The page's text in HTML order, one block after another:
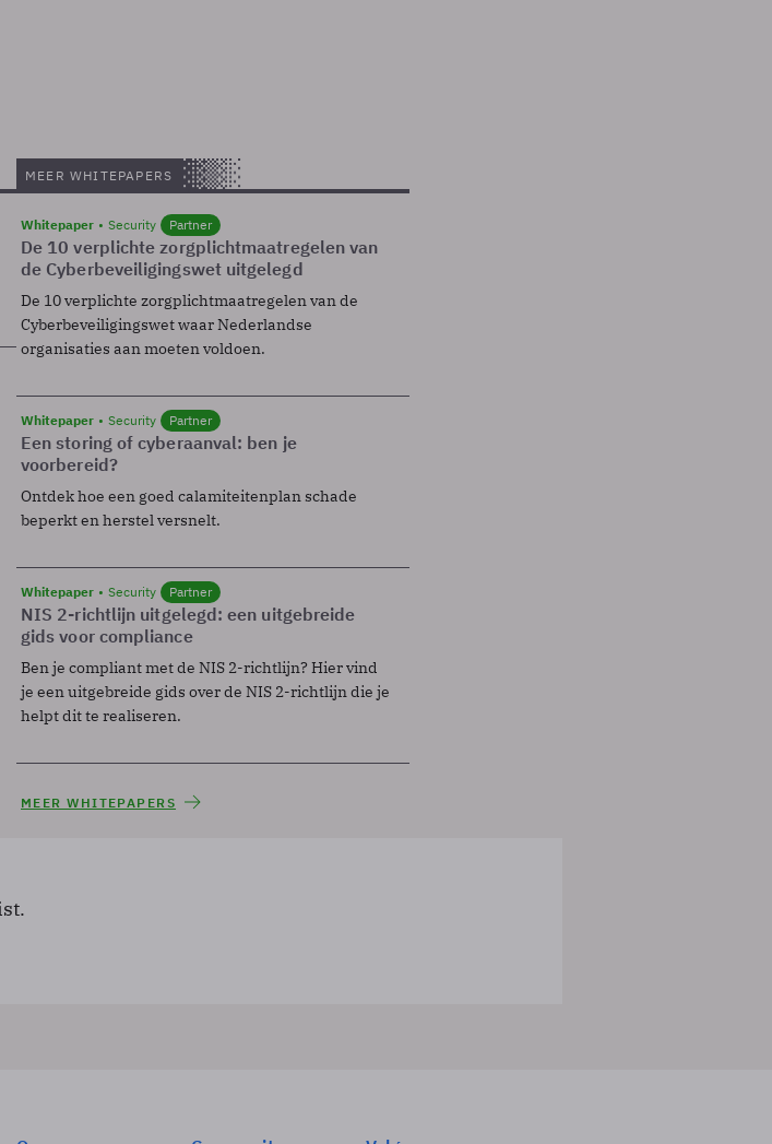
MEER WHITEPAPERS
Whitepaper Security Partner
De 10 verplichte zorgplichtmaatregelen van
de Cyberbeveiligingswet uitgelegd
De 10 verplichte zorgplichtmaatregelen van de
Cyberbeveiligingswet waar Nederlandse
organisaties aan moeten voldoen.
Whitepaper Security Partner
Een storing of cyberaanval: ben je
voorbereid?
Ontdek hoe een goed calamiteitenplan schade
beperkt en herstel versnelt.
Whitepaper Security Partner
NIS 2-richtlijn uitgelegd: een uitgebreide
gids voor compliance
Ben je compliant met de NIS 2-richtlijn? Hier vind
je een uitgebreide gids over de NIS 2-richtlijn die je
helpt dit te realiseren.
MEER WHITEPAPERS